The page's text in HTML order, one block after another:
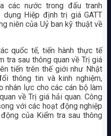
các nước trong đấu tranh
Hiệp định trị giá GATT
niên của Uỷ ban kỹ thuật về
quốc tế, tiến hành thực tế
tra sau thông quan về Trị giá
tiến trên thế giới như Nhật
thông tin và kinh nghiệm,
nhân lực cho các cán bộ làm
về Trị giá hải quan. Công
với các hoạt động nghiệp
của Kiểm tra sau thông